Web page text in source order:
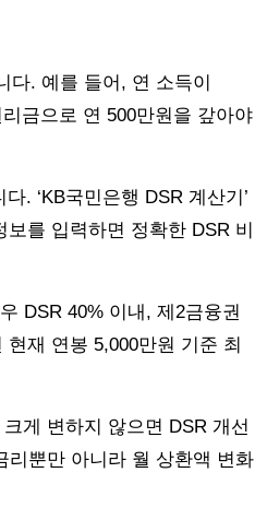
다. 예를 들어, 연 소득이
금으로 연 500만원을 갚아야
. ‘KB국민은행 DSR 계산기’
를 입력하면 정확한 DSR 비
DSR 40% 이내, 제2금융권
재 연봉 5,000만원 기준 최
게 변하지 않으면 DSR 개선
리뿐만 아니라 월 상환액 변화